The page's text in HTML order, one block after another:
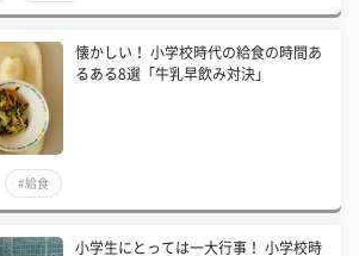
懐かしい！ 小学校時代の給食の時間あ
るある8選「牛乳早飲み対決」
#給食
小学生にとっては一大行事！ 小学校時